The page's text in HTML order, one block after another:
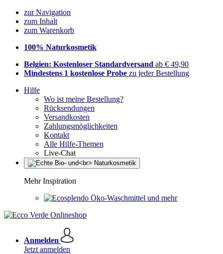
zur Navigation
zum Inhalt
zum Warenkorb
100% Naturkosmetik
Belgien: Kostenloser Standardversand ab € 49,90
Mindestens 1 kostenlose Probe zu jeder Bestellung
Hilfe
Wo ist meine Bestellung?
Rücksendungen
Versandkosten
Zahlungsmöglichkeiten
Kontakt
Alle Hilfe-Themen
Live-Chat
Mehr Inspiration
Öko-Waschmittel und mehr
Anmelden
Jetzt anmelden